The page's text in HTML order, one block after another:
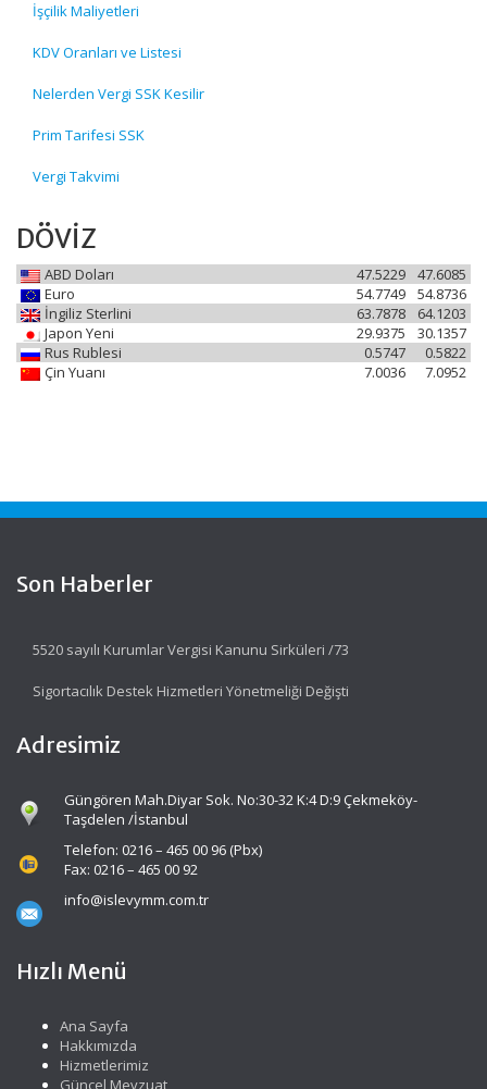
İşçilik Maliyetleri
KDV Oranları ve Listesi
Nelerden Vergi SSK Kesilir
Prim Tarifesi SSK
Vergi Takvimi
DÖVİZ
ABD Doları 47.6085
47.5229
Euro
54.8736
54.7749
İngiliz Sterlini
64.1203
63.7878
Japon Yeni
30.1357
29.9375
Rus Rublesi
0.5822
0.5747
Çin Yuanı
7.0952
7.0036
Son Haberler
5520 sayılı Kurumlar Vergisi Kanunu Sirküleri /73
Sigortacılık Destek Hizmetleri Yönetmeliği Değişti
Adresimiz
Güngören Mah.Diyar Sok. No:30-32 K:4 D:9 Çekmeköy-
Taşdelen /İstanbul
Telefon: 0216 – 465 00 96 (Pbx)
Fax: 0216 – 465 00 92
info@islevymm.com.tr
Hızlı Menü
Ana Sayfa
Hakkımızda
Hizmetlerimiz
Güncel Mevzuat